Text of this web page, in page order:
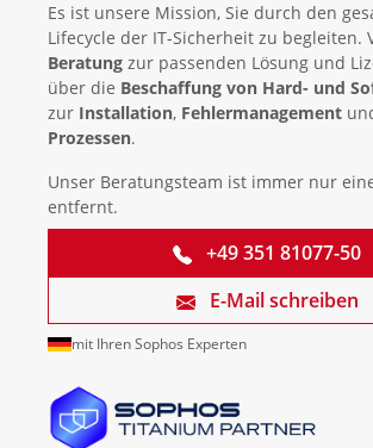
Es ist unsere Mission, Sie durch den
Lifecycle der IT-Sicherheit zu begleiten.
Beratung zur passenden Lösung und
über die Beschaffung von Hard- und
zur Installation, Fehlermanagement
Prozessen.
Unser Beratungsteam ist immer nur
entfernt.
+49 351 81077-50
E-Mail schreiben
mit Ihren Sophos Experten